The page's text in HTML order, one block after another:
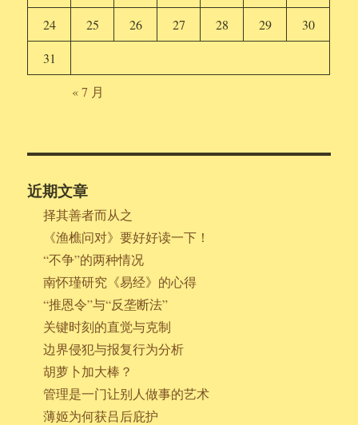
24
25 26 27 28 29
30
31
« 7 月
近期文章
择其善者而从之
《渔樵问对》要好好读一下！
“不争”的两种情况
南怀瑾研究《易经》的心得
“推恩令”与“反垄断法”
关键时刻的直觉与克制
边界侵犯与报复行为分析
胡萝卜加大棒？
管理是一门让别人做事的艺术
薄姬为何获吕后庇护